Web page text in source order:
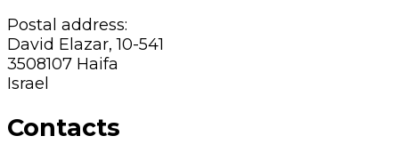
Postal address:
David Elazar, 10-541
3508107 Haifa
Israel
Contacts